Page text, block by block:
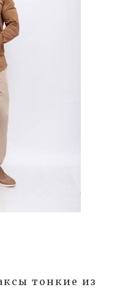
тонкие из